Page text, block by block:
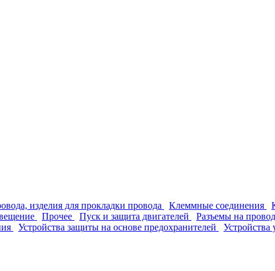
изделия для прокладки провода Клеммные соединения
Прочее Пуск и защита двигателей Разъемы на провод
Устройства защиты на основе предохранителей